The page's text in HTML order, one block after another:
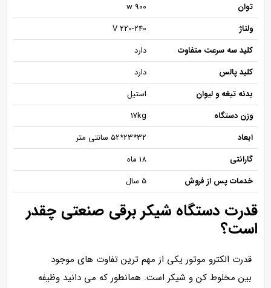
توان
900 w
ولتاژ
220-240 V
کلید سه سرعت متفاوت
دارد
کلید پالس
دارد
بدنه تیغه و لیوان
استیل
وزن دستگاه
17kg
ابعاد
32*23*52 سانتی متر
گارانتی
18 ماه
خدمات پس از فروش
5 سال
قدرت دستگاه شیکر برقی صنعتی چقدر
است؟
قدرت الکترو موتور یکی از مهم ترین تفاوت های موجود
بین مخلوط کن و شیکر است. همانطور که می دانید وظیفه